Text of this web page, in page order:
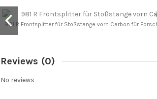
981 R Frontsplitter für Stoßstange vorn Carbon für
Reviews (0)
No reviews